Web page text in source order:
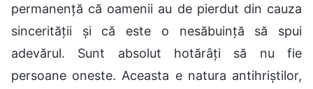
permanență că oamenii au de pierdut din cauza
sincerității și că este o nesăbuință să spui
adevărul. Sunt absolut hotărâți să nu fie
persoane oneste. Aceasta e natura antihriștilor,